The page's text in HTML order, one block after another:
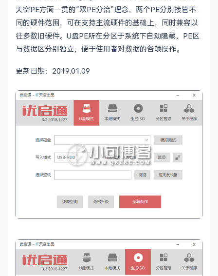
天空PE方面一贯的“双PE分治”理念，两个PE分别接管不
同的硬件范围，可在支持主流硬件的基础上，同时兼容以
往多数旧硬件。U盘PE所在分区于系统下自动隐藏，PE区
与数据区分别独立，便于使用者对数据的各项操作。
更新日期：2019.01.09